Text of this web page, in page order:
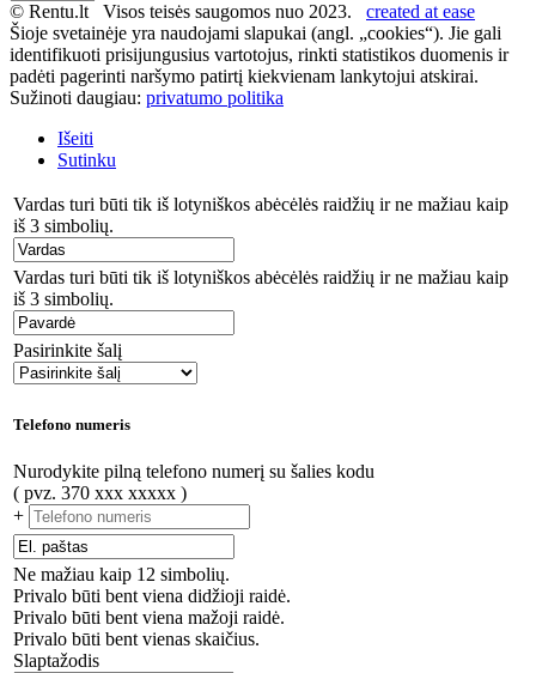
© Rentu.lt Visos teisės saugomos nuo 2023. created at ease
Šioje svetainėje yra naudojami slapukai (angl. „cookies“). Jie gali
identifikuoti prisijungusius vartotojus, rinkti statistikos duomenis ir
padėti pagerinti naršymo patirtį kiekvienam lankytojui atskirai.
Sužinoti daugiau: privatumo politika
Išeiti
Sutinku
Vardas turi būti tik iš lotyniškos abėcėlės raidžių ir ne mažiau kaip
iš 3 simbolių.
Vardas turi būti tik iš lotyniškos abėcėlės raidžių ir ne mažiau kaip
iš 3 simbolių.
Pasirinkite šalį
Telefono numeris
Nurodykite pilną telefono numerį su šalies kodu
( pvz. 370 xxx xxxxx )
+
Ne mažiau kaip 12 simbolių.
Privalo būti bent viena didžioji raidė.
Privalo būti bent viena mažoji raidė.
Privalo būti bent vienas skaičius.
Slaptažodis